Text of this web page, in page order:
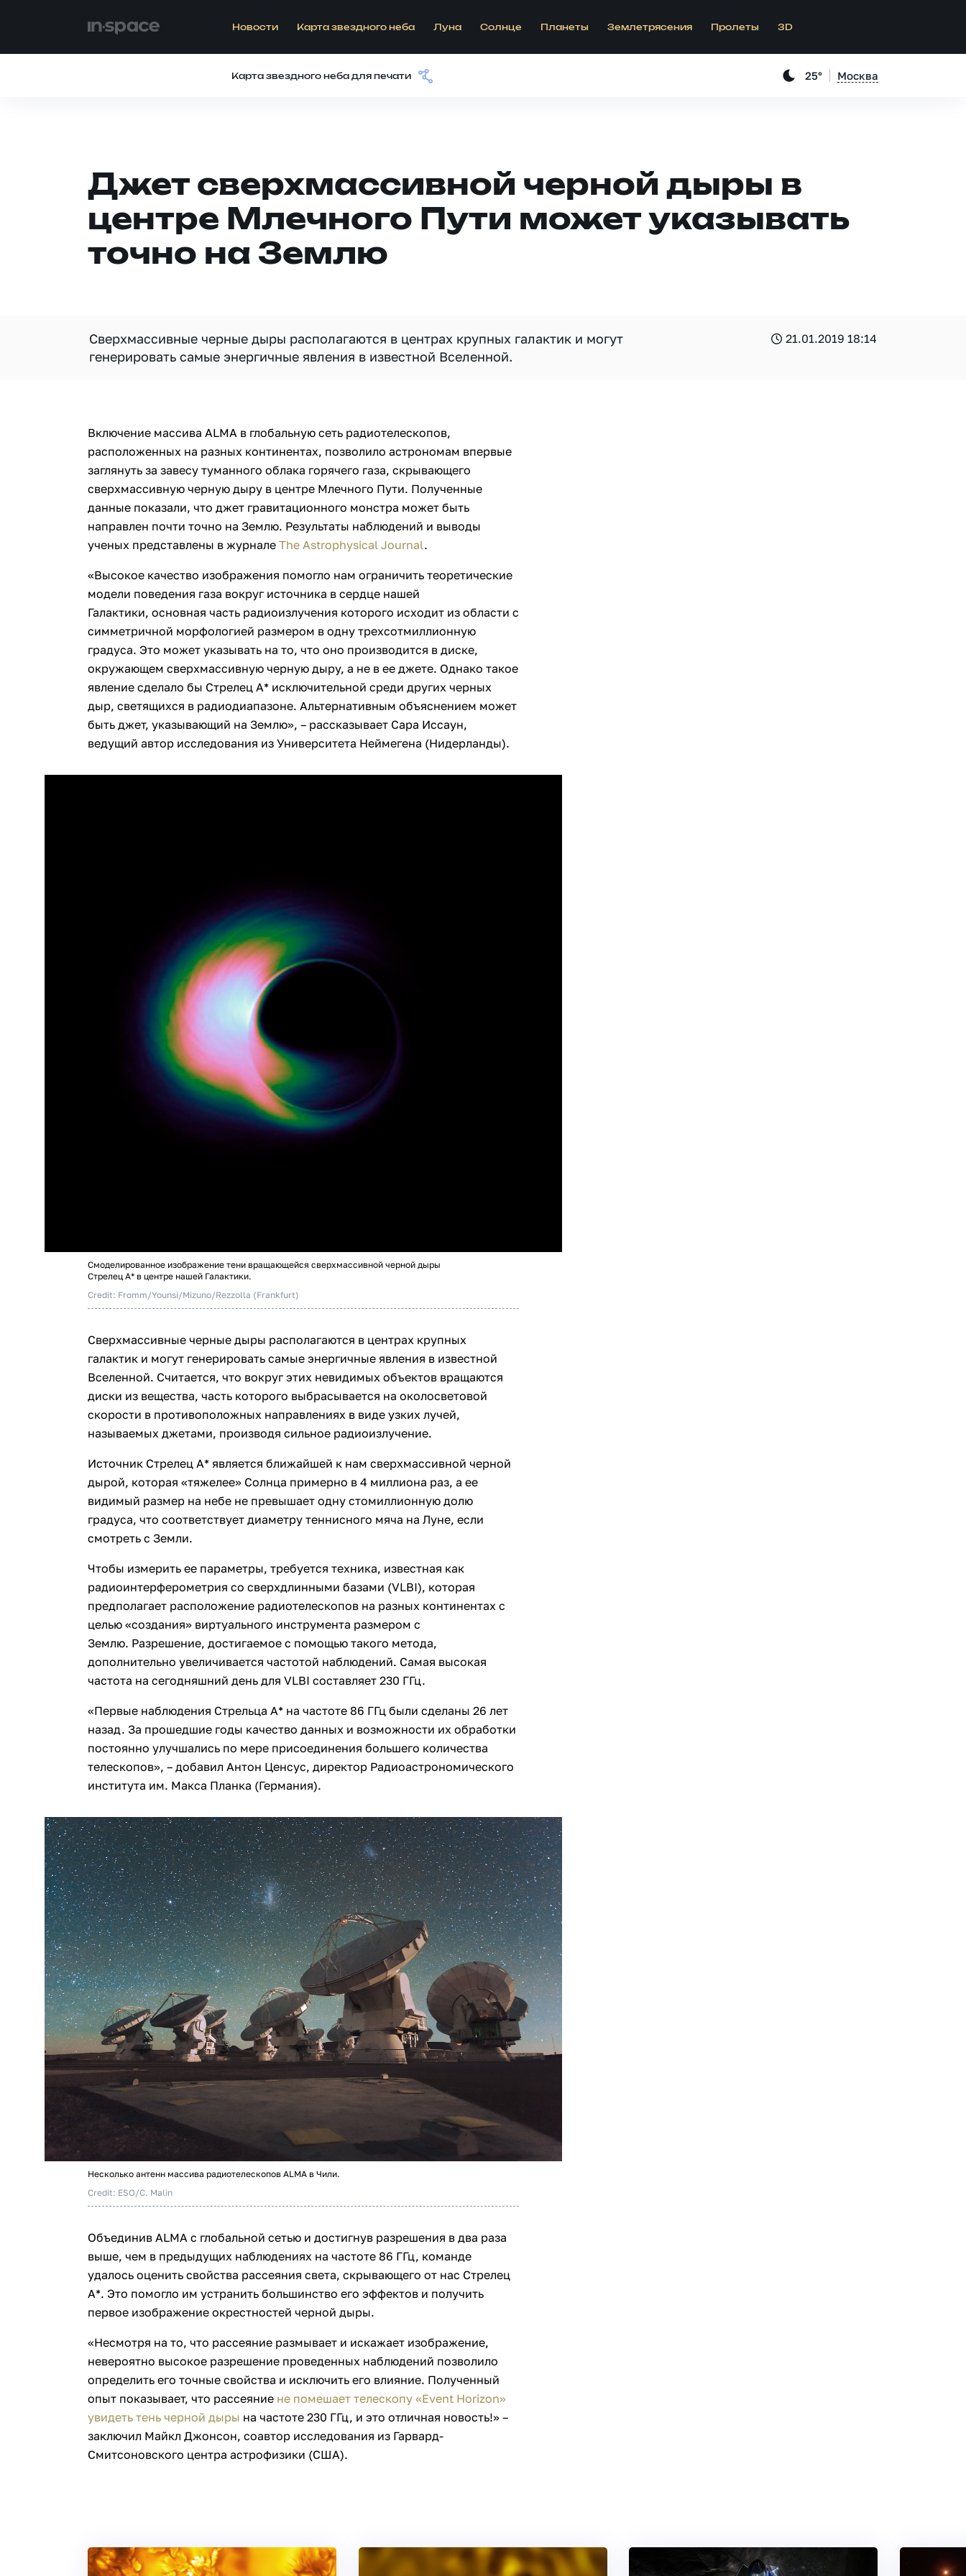
Новости Карта звездного неба Луна Солнце Планеты Землетрясения Пролеты 3D
Карта звездного неба для печати 25° Москва
Джет сверхмассивной черной дыры в
центре Млечного Пути может указывать
точно на Землю
Сверхмассивные черные дыры располагаются в центрах крупных галактик и могут
генерировать самые энергичные явления в известной Вселенной.
21.01.2019 18:14
Включение массива ALMA в глобальную сеть радиотелескопов,
расположенных на разных континентах, позволило астрономам впервые
заглянуть за завесу туманного облака горячего газа, скрывающего
сверхмассивную черную дыру в центре Млечного Пути. Полученные
данные показали, что джет гравитационного монстра может быть
направлен почти точно на Землю. Результаты наблюдений и выводы
ученых представлены в журнале The Astrophysical Journal.
«Высокое качество изображения помогло нам ограничить теоретические
модели поведения газа вокруг источника в сердце нашей
Галактики, основная часть радиоизлучения которого исходит из области с
симметричной морфологией размером в одну трехсотмиллионную
градуса. Это может указывать на то, что оно производится в диске,
окружающем сверхмассивную черную дыру, а не в ее джете. Однако такое
явление сделало бы Стрелец А* исключительной среди других черных
дыр, светящихся в радиодиапазоне. Альтернативным объяснением может
быть джет, указывающий на Землю», – рассказывает Сара Иссаун,
ведущий автор исследования из Университета Неймегена (Нидерланды).
Смоделированное изображение тени вращающейся сверхмассивной черной дыры
Стрелец А* в центре нашей Галактики.
Credit: Fromm/Younsi/Mizuno/Rezzolla (Frankfurt)
Сверхмассивные черные дыры располагаются в центрах крупных
галактик и могут генерировать самые энергичные явления в известной
Вселенной. Считается, что вокруг этих невидимых объектов вращаются
диски из вещества, часть которого выбрасывается на околосветовой
скорости в противоположных направлениях в виде узких лучей,
называемых джетами, производя сильное радиоизлучение.
Источник Стрелец А* является ближайшей к нам сверхмассивной черной
дырой, которая «тяжелее» Солнца примерно в 4 миллиона раз, а ее
видимый размер на небе не превышает одну стомиллионную долю
градуса, что соответствует диаметру теннисного мяча на Луне, если
смотреть с Земли.
Чтобы измерить ее параметры, требуется техника, известная как
радиоинтерферометрия со сверхдлинными базами (VLBI), которая
предполагает расположение радиотелескопов на разных континентах с
целью «создания» виртуального инструмента размером с
Землю. Разрешение, достигаемое с помощью такого метода,
дополнительно увеличивается частотой наблюдений. Самая высокая
частота на сегодняшний день для VLBI составляет 230 ГГц.
«Первые наблюдения Стрельца А* на частоте 86 ГГц были сделаны 26 лет
назад. За прошедшие годы качество данных и возможности их обработки
постоянно улучшались по мере присоединения большего количества
телескопов», – добавил Антон Ценсус, директор Радиоастрономического
института им. Макса Планка (Германия).
Несколько антенн массива радиотелескопов ALMA в Чили.
Credit: ESO/C. Malin
Объединив ALMA с глобальной сетью и достигнув разрешения в два раза
выше, чем в предыдущих наблюдениях на частоте 86 ГГц, команде
удалось оценить свойства рассеяния света, скрывающего от нас Стрелец
А*. Это помогло им устранить большинство его эффектов и получить
первое изображение окрестностей черной дыры.
«Несмотря на то, что рассеяние размывает и искажает изображение,
невероятно высокое разрешение проведенных наблюдений позволило
определить его точные свойства и исключить его влияние. Полученный
опыт показывает, что рассеяние не помешает телескопу «Event Horizon»
увидеть тень черной дыры на частоте 230 ГГц, и это отличная новость!» –
заключил Майкл Джонсон, соавтор исследования из Гарвард-
Смитсоновского центра астрофизики (США).